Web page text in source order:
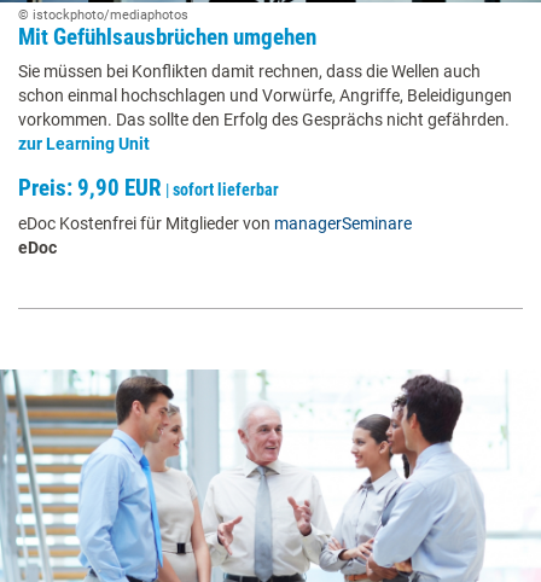
© istockphoto/mediaphotos
Mit Gefühlsausbrüchen umgehen
Sie müssen bei Konflikten damit rechnen, dass die Wellen auch
schon einmal hochschlagen und Vorwürfe, Angriffe, Beleidigungen
vorkommen. Das sollte den Erfolg des Gesprächs nicht gefährden.
zur Learning Unit
Preis: 9,90 EUR |sofort lieferbar
eDoc Kostenfrei für Mitglieder von managerSeminare
eDoc